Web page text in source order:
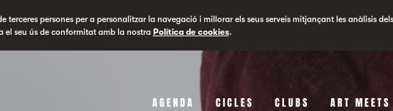
terceres persones per a personalitzar la navegació i millorar els seus serveis mitjançant les anàlisis
seu ús de conformitat amb la nostra Política de cookies.
AGENDA CICLES CLUBS ART MEETS